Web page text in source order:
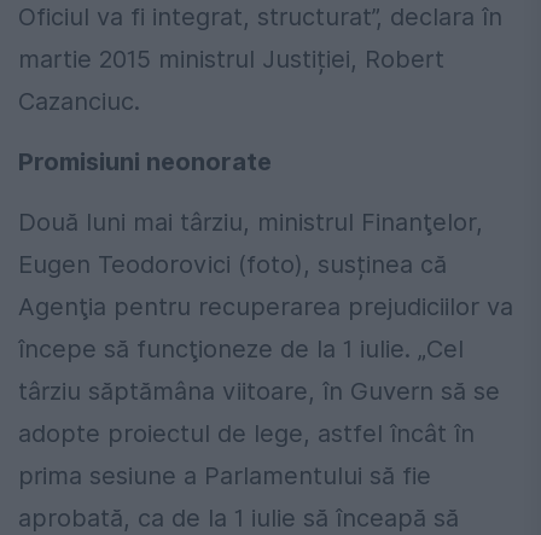
Oficiul va fi integrat, structurat”, declara în
martie 2015 ministrul Justiției, Robert
Cazanciuc.
Promisiuni neonorate
Două luni mai târziu, ministrul Finanţelor,
Eugen Teodorovici (foto), susținea că
Agenţia pentru recuperarea prejudiciilor va
începe să funcţioneze de la 1 iulie. „Cel
târziu săptămâna viitoare, în Guvern să se
adopte proiectul de lege, astfel încât în
prima sesiune a Parlamentului să fie
aprobată, ca de la 1 iulie să înceapă să